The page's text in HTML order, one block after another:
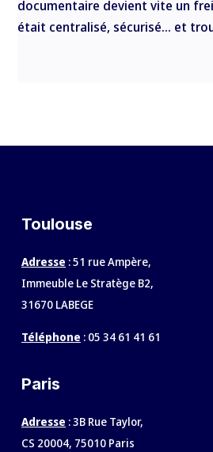
documentaire devient vite un
était centralisé, sécurisé… et
Toulouse
Adresse : 51 rue Ampère,
Immeuble Le Stratège B2,
31670 LABEGE
Téléphone : 05 34 61 41 61
Paris
Adresse : 3B Rue Taylor,
CS 20004, 75010 Paris